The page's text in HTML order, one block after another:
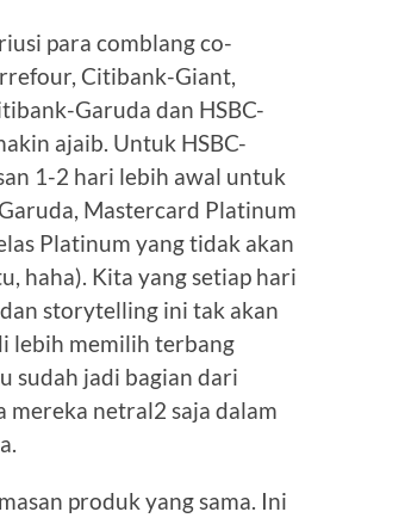
para comblang co-
Citibank-Giant,
Garuda dan HSBC-
ajaib. Untuk HSBC-
1-2 hari lebih awal untuk
Mastercard Platinum
Platinum yang tidak akan
haha). Kita yang setiap hari
storytelling ini tak akan
lebih memilih terbang
sudah jadi bagian dari
mereka netral2 saja dalam
produk yang sama. Ini